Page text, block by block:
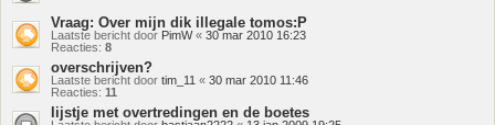
Vraag: Over mijn dik illegale tomos:P
Laatste bericht door PimW« 30 mar 2010 16:23
Reacties: 8
overschrijven?
Laatste bericht door tim_11 « 30 mar 2010 11:46
Reacties: 11
lijstje met overtredingen en de boetes